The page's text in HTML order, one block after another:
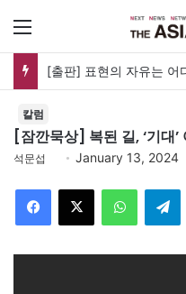
칼럼
[잠깐묵상] 복된 길, ‘기대’
석문섭 January 13, 2024